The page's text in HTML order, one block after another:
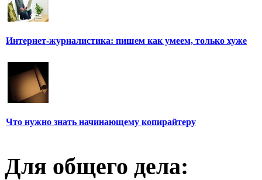
Интернет-журналистика: пишем как умеем, только хуже
Что нужно знать начинающему копирайтеру
Для общего дела: